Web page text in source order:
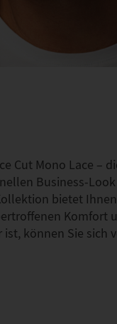
Cut Mono Lace –
Business-
bietet
Komfort
ist, können Sie